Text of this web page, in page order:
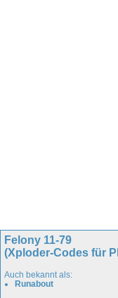
Felony 11-79
(Xploder-Codes für
Auch bekannt als:
Runabout